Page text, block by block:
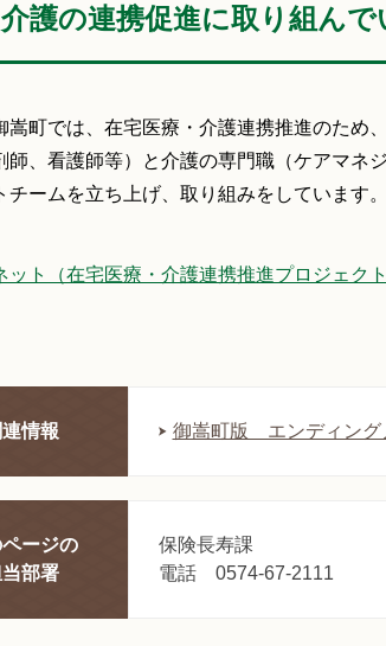
護の連携促進に取り組んで
嵩町では、在宅医療・介護連携推進のため
師、看護師等）と介護の専門職（ケアマネ
チームを立ち上げ、取り組みをしています。
ット（在宅医療・介護連携推進プロジェク
連情報 御嵩町版 エンディング
ージの
部署
保険長寿課
電話 0574-67-2111